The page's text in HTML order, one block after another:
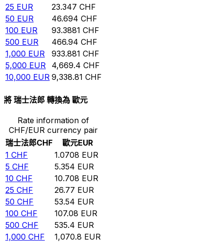
25 EUR 23.347 CHF
50 EUR 46.694 CHF
100 EUR 93.3881 CHF
500 EUR 466.94 CHF
1,000 EUR 933.881 CHF
5,000 EUR 4,669.4 CHF
10,000 EUR 9,338.81 CHF
將 瑞士法郎 轉換為 歐元
Rate information of
CHF/EUR currency pair
瑞士法郎CHF 歐元EUR
1 CHF 1.0708 EUR
5 CHF 5.354 EUR
10 CHF 10.708 EUR
25 CHF 26.77 EUR
50 CHF 53.54 EUR
100 CHF 107.08 EUR
500 CHF 535.4 EUR
1,000 CHF 1,070.8 EUR